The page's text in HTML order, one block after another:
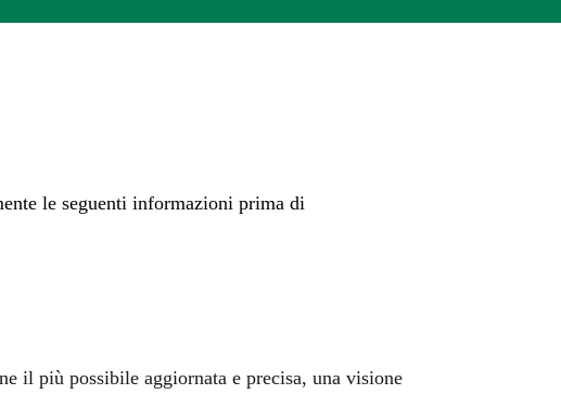
le seguenti informazioni prima di
il più possibile aggiornata e precisa, una visione